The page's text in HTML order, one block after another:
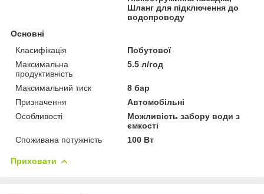
Шланг для підключення до
водопроводу
Основні
Класифікація
Побутової
Максимальна
продуктивність
5.5 л/год
Максимальний тиск
8 бар
Призначення
Автомобільні
Особливості
Можливість забору води з
ємкості
Споживана потужність
100 Вт
Приховати